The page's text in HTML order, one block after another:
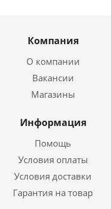
Компания
О компании
Вакансии
Магазины
Информация
Помощь
Условия оплаты
Условия доставки
Гарантия на товар